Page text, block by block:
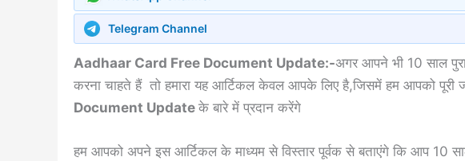
Telegram Channel
Aadhaar Card Free Document Update:-अगर आपने भी 10 साल
करना चाहते हैं तो हमारा यह आर्टिकल केवल आपके लिए है,जिसमें हम आपको पूरी
Document Update के बारे में प्रदान करेंगे
हम आपको अपने इस आर्टिकल के माध्यम से विस्तार पूर्वक से बताएंगे कि आप 10